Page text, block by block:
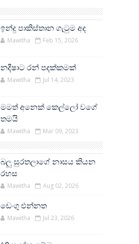
ඉන්දු පාකිස්තාන ගැටුම අද
Mawitha Feb 15, 2026
නදීෂාට රන් පදක්කමක්
Mawitha Jul 14, 2023
මමත් අනෙක් කෙල්ලෝ වගේ
තමයි
Mawitha Mar 09, 2023
බලු සුරතලාගේ නාසය කියන
රහස
Mawitha Aug 02, 2026
ඩෙංගු එන්නත
Mawitha Jul 23, 2026